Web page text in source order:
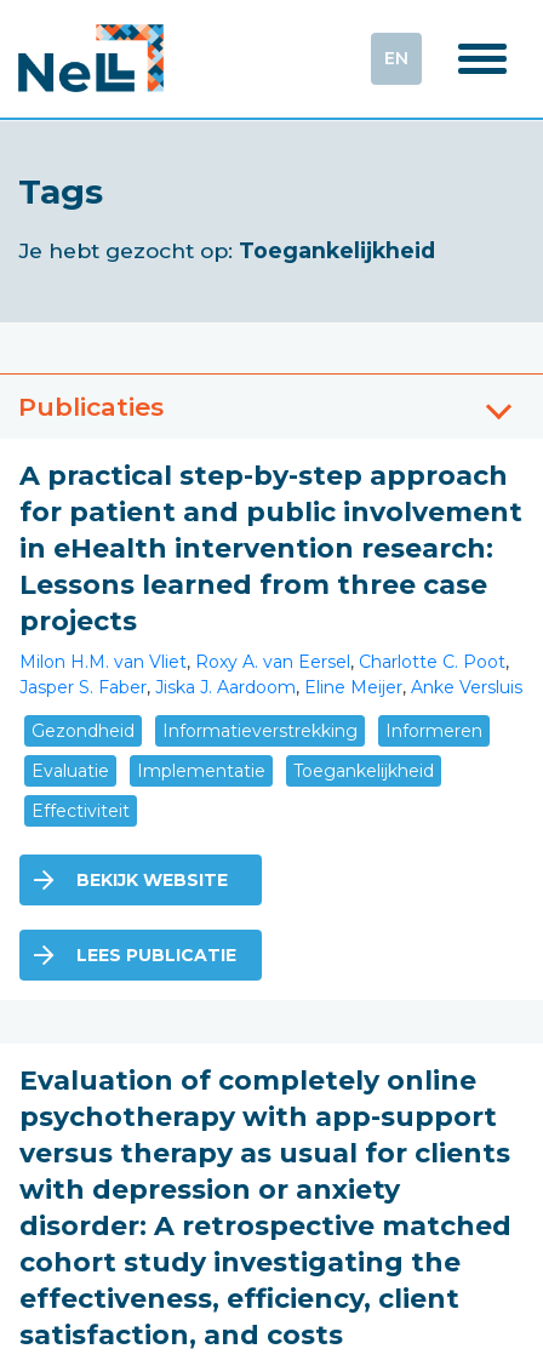
EN
Tags
Je hebt gezocht op: Toegankelijkheid
Publicaties
A practical step-by-step approach
for patient and public involvement
in eHealth intervention research:
Lessons learned from three case
projects
Milon H.M. van Vliet, Roxy A. van Eersel, Charlotte C. Poot,
Jasper S. Faber, Jiska J. Aardoom, Eline Meijer, Anke Versluis
Gezondheid
Informatieverstrekking
Informeren
Evaluatie
Implementatie
Toegankelijkheid
Effectiviteit
BEKIJK WEBSITE
LEES PUBLICATIE
Evaluation of completely online
psychotherapy with app-support
versus therapy as usual for clients
with depression or anxiety
disorder: A retrospective matched
cohort study investigating the
effectiveness, efficiency, client
satisfaction, and costs